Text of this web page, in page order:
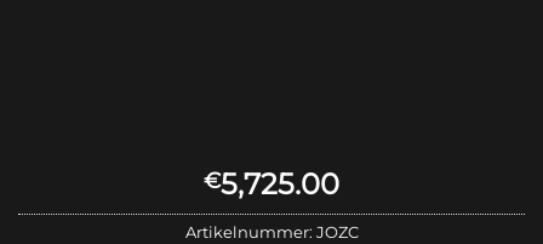
€5,725.00
Artikelnummer: JOZC